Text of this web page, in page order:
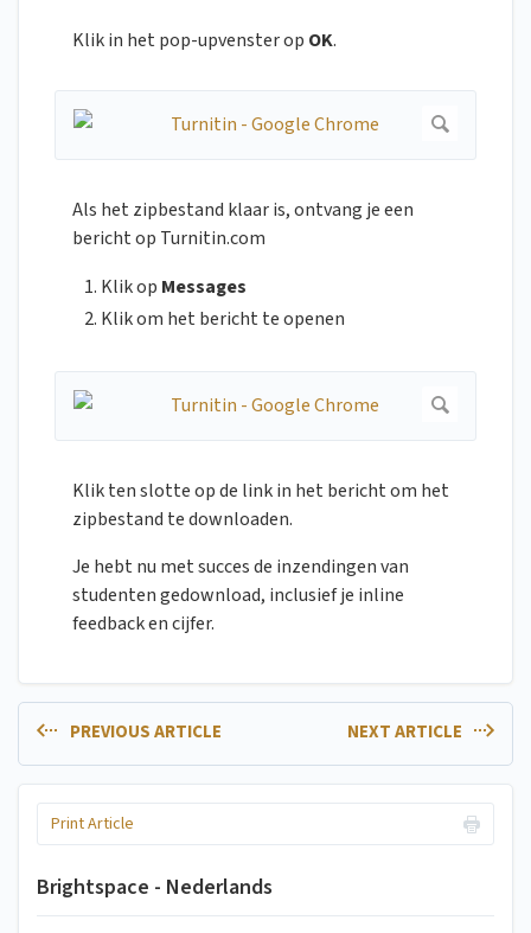
Klik in het pop-upvenster op OK.
Als het zipbestand klaar is, ontvang je een
bericht op Turnitin.com
Klik op Messages
Klik om het bericht te openen
Klik ten slotte op de link in het bericht om het
zipbestand te downloaden.
Je hebt nu met succes de inzendingen van
studenten gedownload, inclusief je inline
feedback en cijfer.
PREVIOUS ARTICLE NEXT ARTICLE
Print Article
Brightspace - Nederlands